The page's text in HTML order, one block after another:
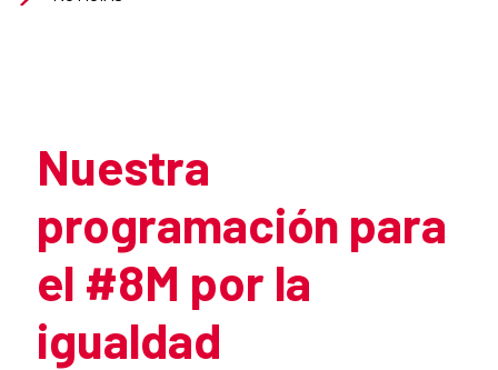
Nuestra
programación para
el #8M por la
igualdad